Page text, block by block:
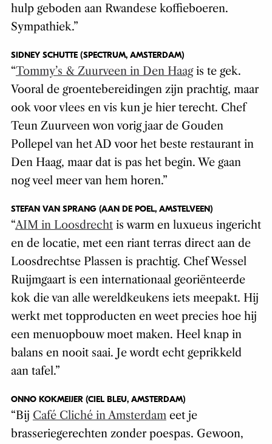
hulp geboden aan Rwandese koffieboeren.
Sympathiek.”
SIDNEY SCHUTTE (SPECTRUM, AMSTERDAM)
“Tommy’s & Zuurveen in Den Haagis te gek.
Vooral de groentebereidingen zijn prachtig, maar
ook voor vlees en vis kun je hier terecht. Chef
Teun Zuurveen won vorig jaar de Gouden
Pollepel van het AD voor het beste restaurant in
Den Haag, maar dat is pas het begin. We gaan
nog veel meer van hem horen.”
STEFAN VAN SPRANG (AAN DE POEL, AMSTELVEEN)
“AIM in Loosdrechtis warm en luxueus ingericht
en de locatie, met een riant terras direct aan de
Loosdrechtse Plassen is prachtig. Chef Wessel
Ruijmgaart is een internationaal georiënteerde
kok die van alle wereldkeukens iets meepakt. Hij
werkt met topproducten en weet precies hoe hij
een menuopbouw moet maken. Heel knap in
balans en nooit saai. Je wordt echt geprikkeld
aan tafel.”
ONNO KOKMEIJER (CIEL BLEU, AMSTERDAM)
“Bij Café Cliché in Amsterdameet je
brasseriegerechten zonder poespas. Gewoon,